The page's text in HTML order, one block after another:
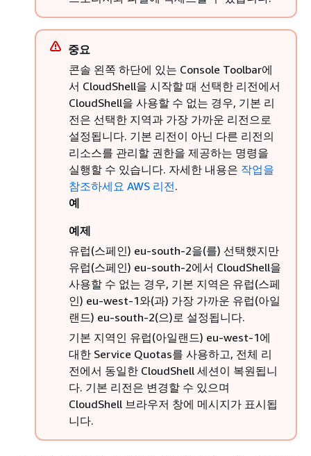
중요
콘솔 왼쪽 하단에 있는 Console Toolbar에
서 CloudShell을 시작할 때 선택한 리전에서
CloudShell을 사용할 수 없는 경우, 기본 리
전은 선택한 지역과 가장 가까운 리전으로
설정됩니다. 기본 리전이 아닌 다른 리전의
리소스를 관리할 권한을 제공하는 명령을
실행할 수 있습니다. 자세한 내용은 작업을
참조하세요 AWS 리전.
예
예제
유럽(스페인) eu-south-2을(를) 선택했지만
유럽(스페인) eu-south-2에서 CloudShell을
사용할 수 없는 경우, 기본 지역은 유럽(스페
인) eu-west-1와(과) 가장 가까운 유럽(아일
랜드) eu-south-2(으)로 설정됩니다.
기본 지역인 유럽(아일랜드) eu-west-1에
대한 Service Quotas를 사용하고, 전체 리
전에서 동일한 CloudShell 세션이 복원됩니
다. 기본 리전은 변경할 수 있으며
CloudShell 브라우저 창에 메시지가 표시됩
니다.